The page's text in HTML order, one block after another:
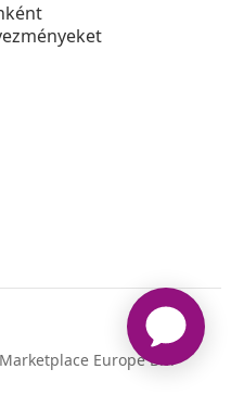
Europe B.V.